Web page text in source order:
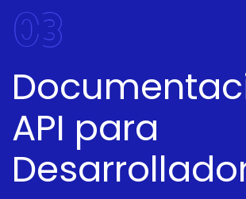
03
API para